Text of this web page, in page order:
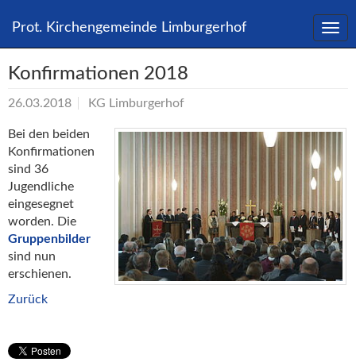
Prot. Kirchengemeinde Limburgerhof
zum
Konfirmationen 2018
26.03.2018 KG Limburgerhof
Bei den beiden
Konfirmationen
sind 36
Jugendliche
eingesegnet
worden. Die
Gruppenbilder
sind nun
erschienen.
Zurück